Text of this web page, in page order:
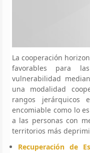
La cooperación
favorables para
vulnerabilidad
una modalidad
rangos
encomiable como lo
a las personas con
territorios más
Recuperación de